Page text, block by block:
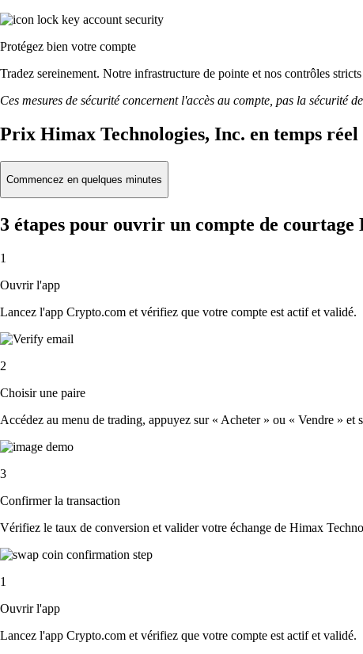
Protégez bien votre compte
Tradez sereinement. Notre infrastructure de pointe et nos contrôles
Ces mesures de sécurité concernent l'accès au compte, pas la
Prix Himax Technologies, Inc. en temps réel
Commencez en quelques minutes
3 étapes pour ouvrir un compte de courtage
1
Ouvrir l'app
Lancez l'app Crypto.com et vérifiez que votre compte est actif et validé.
2
Choisir une paire
Accédez au menu de trading, appuyez sur « Acheter » ou « Vendre »
3
Confirmer la transaction
Vérifiez le taux de conversion et valider votre échange de Himax
1
Ouvrir l'app
Lancez l'app Crypto.com et vérifiez que votre compte est actif et validé.